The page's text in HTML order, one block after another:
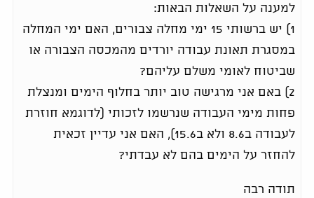
למענה על השאלות הבאות:
1) יש ברשותי 15 ימי מחלה צבורים, האם ימי המחלה
במסגרת תאונת עבודה יורדים מהמכסה הצבורה או
שביטוח לאומי משלם עליהם?
2) באם אני מרגישה טוב יותר בחלוף הימים ומנצלת
פחות מימי העבודה שנרשמו לזכותי (לדוגמא חוזרת
לעבודה ב8.6 ולא ב15.6), האם אני עדיין זכאית
להחזר על הימים בהם לא עבדתי?
תודה רבה